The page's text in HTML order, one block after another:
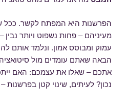
הפרשנות היא המפתח לקשר. ככל
מעיניהם – פחות נשפוט ויותר
עמוק ומבוסס אמון. ונלמד אותם
הבאה שאתם עומדים מול
אתכם – שאלו את עצמכם: האם
נכון? לעיתים, שינוי קטן